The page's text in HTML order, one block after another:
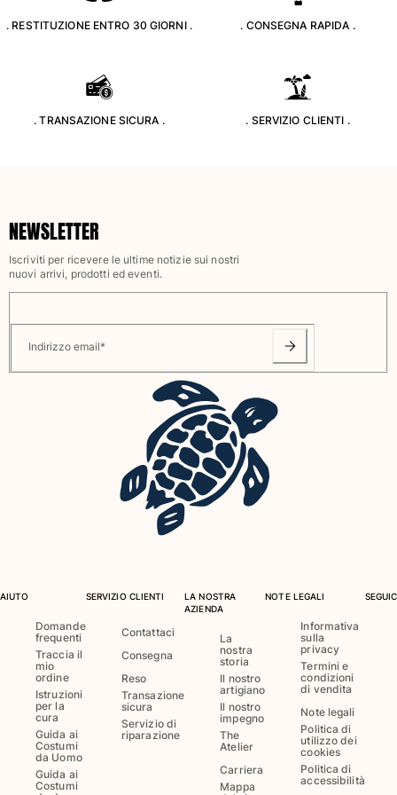
Rashguard
Costumi da bagno magici
Vedi tutti i Costumi da bagno
Pantaloni
Camicie
Bermuda
Felpe
Bambina
Costumi da bagno
Costumi Interi
Rashguard
Abbigliamento
Abiti e Gonne
Tute
Pantaloncini
Felpe
Vedi tutti i Abbigliamento
Neonato
. RESTITUZIONE ENTRO 30 GIORNI . . CONSEGNA RAPIDA .
. TRANSAZIONE SICURA . . SERVIZIO CLIENTI .
NEWSLETTER
Iscriviti per ricevere le ultime notizie sui nostri
nuovi arrivi, prodotti ed eventi.
Indirizzo email*
AIUTO
Domande
frequenti
Traccia il
mio
ordine
Istruzioni
per la
cura
Guida ai
Costumi
da Uomo
Guida ai
Costumi
SERVIZIO CLIENTI
Contattaci
Consegna
Reso
Transazione
sicura
Servizio di
riparazione
LA NOSTRA
AZIENDA
La
nostra
storia
Il nostro
artigiano
Il nostro
impegno
The
Atelier
Carriera
Mappa
NOTE LEGALI
Informativa
sulla
privacy
Termini e
condizioni
di vendita
Note legali
Politica di
utilizzo dei
cookies
Politica di
accessibilità